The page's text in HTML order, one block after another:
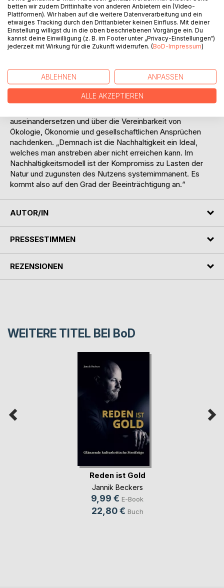
in einem Essay die Beweggründe für seinerzeitiges und
heutiges nachhaltiges Handeln. Er nimmt sich der Frage an,
wie sich die 300 Jahre alte Strategie zum aktuellen
globalen Nachhaltigkeitsprozess nach dem Erdgipfel von
Rio verhält. Anhand von Nachhaltigkeitsstandards und
hinterfragt. Die Betrachtung der Nachhaltigkeit aus Sicht
von Unternehmen und der gesetzlichen sowie politischen
Entwicklung ergänzen die Bestandsaufnahme. Der Essay
des Försters und Betriebswirts soll Menschen ansprechen,
auseinandersetzen und über die Vereinbarkeit von
Ökologie, Ökonomie und gesellschaftlichen Ansprüchen
nachdenken. „Demnach ist die Nachhaltigkeit ein Ideal,
welches man anstreben aber nicht erreichen kann. Im
Nachhaltigkeitsmodell ist der Kompromiss zu Lasten der
Natur und zugunsten des Nutzens systemimmanent. Es
kommt also auf den Grad der Beeinträchtigung an.“
AUTOR/IN
PRESSESTIMMEN
REZENSIONEN
WEITERE TITEL BEI BoD
Reden ist Gold
Jannik Beckers
9,99 € E-Book
22,80 € Buch
betten wir zudem Drittinhalte von anderen Anbietern ein (Video-
Plattformen). Wir haben auf die weitere Datenverarbeitung und ein
etwaiges Tracking durch den Drittanbieter keinen Einfluss. Mit deiner
Einstellung willigst du in die oben beschriebenen Vorgänge ein. Du
kannst deine Einwilligung (z. B. im Footer unter „Privacy-Einstellungen“)
jederzeit mit Wirkung für die Zukunft widerrufen. (BoD-Impressum)
ABLEHNEN ANPASSEN
ALLE AKZEPTIEREN